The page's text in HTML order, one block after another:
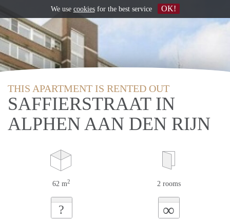
THIS APARTMENT IS RENTED OUT
SAFFIERSTRAAT IN
ALPHEN AAN DEN RIJN
62 m2 2 rooms
? ∞
We use cookiesfor the best service OK!